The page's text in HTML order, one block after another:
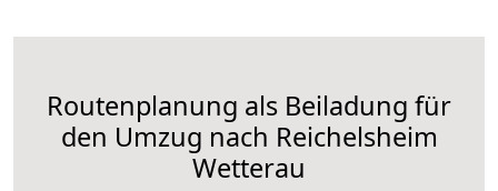
Routenplanung als Beiladung für
den Umzug nach Reichelsheim
Wetterau